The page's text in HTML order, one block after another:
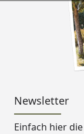
Newsletter
Einfach hier